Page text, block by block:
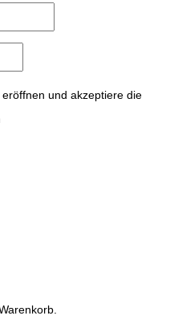
und akzeptiere die